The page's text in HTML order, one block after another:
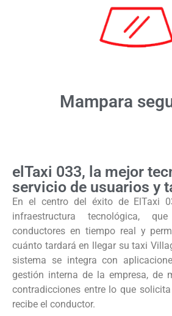
Mampara
elTaxi 033, la mejor
servicio de usuarios y
En el centro del éxito de ElTaxi
infraestructura tecnológica,
conductores en tiempo real y
cuánto tardará en llegar su taxi
sistema se integra con
gestión interna de la empresa, de
contradicciones entre lo que
recibe el conductor.